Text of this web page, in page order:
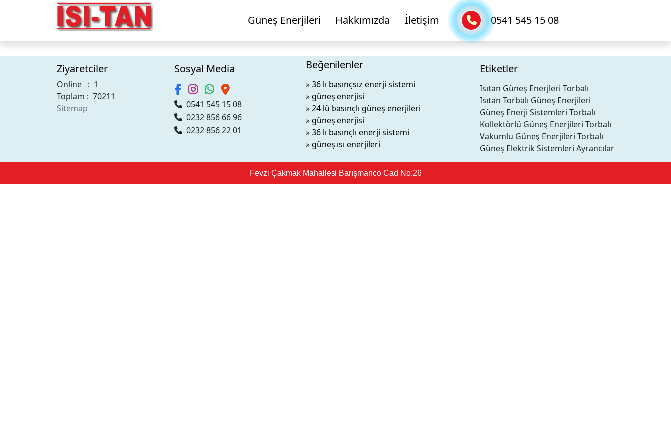
Güneş Enerjileri Hakkımızda İletişim 0541 545 15 08
Ziyaretciler
Online : 1
Toplam : 70211
Sitemap
Sosyal Media
0541 545 15 08
0232 856 66 96
0232 856 22 01
Beğenilenler
»36 lı basınçsız enerji sistemi
» güneş enerjisi
»24 lü basınçlı güneş enerjileri
» güneş enerjisi
»36 lı basınçlı enerji sistemi
» güneş ısı enerjileri
Etiketler
Isıtan Güneş Enerjleri Torbalı
Isıtan Torbalı Güneş Enerjileri
Güneş Enerji Sistemleri Torbalı
Kollektörlü Güneş Enerjileri Torbalı
Vakumlu Güneş Enerjileri Torbalı
Güneş Elektrik Sistemleri Ayrancılar
Fevzi Çakmak Mahallesi Barışmanco Cad No:26